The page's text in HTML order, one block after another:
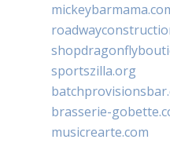
sportszilla.org
brasserie-
musicrearte.com